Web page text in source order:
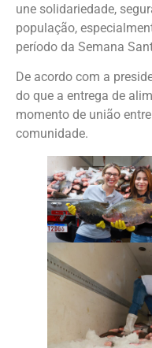
une solidariedade,
população,
período da Semana
De acordo com a
do que a entrega de
momento de união
comunidade.